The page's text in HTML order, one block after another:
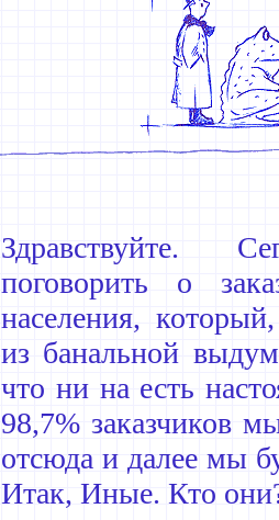
Здравствуйте.
поговорить о
населения,
из банальной
что ни на есть
98,7% заказчиков
отсюда и далее мы
Итак, Иные. Кто